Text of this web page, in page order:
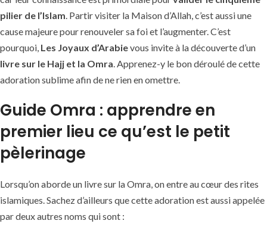
pilier de l’Islam. Partir visiter la Maison d’Allah, c’est aussi une
cause majeure pour renouveler sa foi et l’augmenter. C’est
pourquoi, Les Joyaux d’Arabievous invite à la découverte d’un
livre sur le Hajj et la Omra. Apprenez-y le bon déroulé de cette
adoration sublime afin de ne rien en omettre.
Guide Omra : apprendre en
premier lieu ce qu’est le petit
pèlerinage
Lorsqu’on aborde un livre sur la Omra, on entre au cœur des rites
islamiques. Sachez d’ailleurs que cette adoration est aussi appelée
par deux autres noms qui sont :